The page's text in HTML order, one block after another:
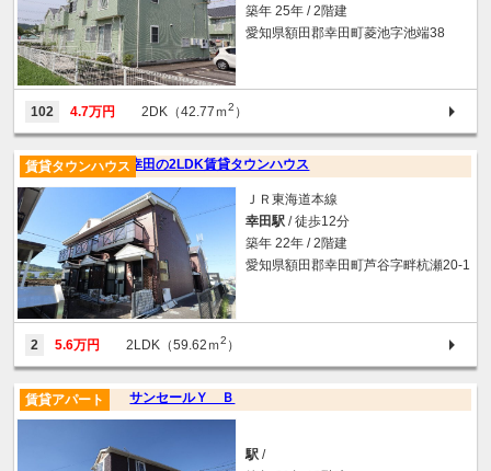
築年 25年 / 2階建
愛知県額田郡幸田町菱池字池端38
102 4.7万円 2DK（42.77ｍ2 ）
幸田の2LDK賃貸タウンハウス
賃貸タウンハウス
ＪＲ東海道本線
幸田駅 / 徒歩12分
築年 22年 / 2階建
愛知県額田郡幸田町芦谷字畔杭瀬20-1
2 5.6万円 2LDK（59.62ｍ2 ）
サンセールＹ Ｂ
賃貸アパート
駅 /